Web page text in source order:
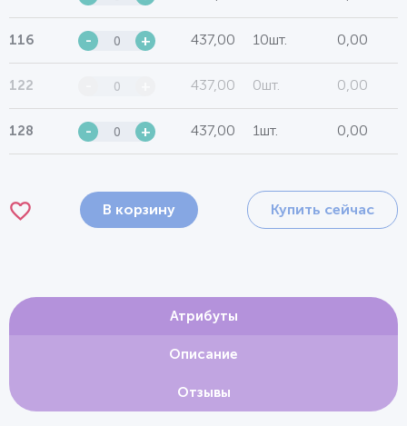
116 - + 437,00 10шт. 0,00
122 437,00 0шт. 0,00
128 - + 437,00 1шт. 0,00
В корзину Купить сейчас
Атрибуты
Описание
Отзывы